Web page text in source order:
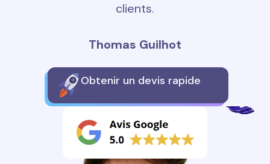
clients.
Thomas Guilhot
Obtenir un devis rapide